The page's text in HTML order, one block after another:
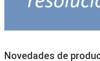
Novedades de